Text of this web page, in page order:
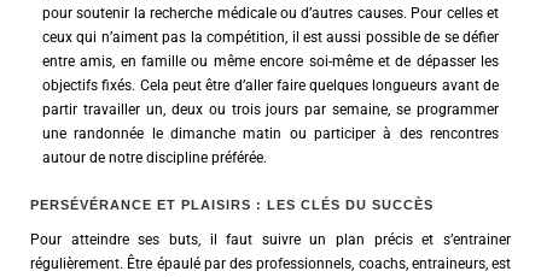
pour soutenir la recherche médicale ou d’autres causes. Pour celles et
ceux qui n’aiment pas la compétition, il est aussi possible de se défier
entre amis, en famille ou même encore soi-même et de dépasser les
objectifs fixés. Cela peut être d’aller faire quelques longueurs avant de
partir travailler un, deux ou trois jours par semaine, se programmer
une randonnée le dimanche matin ou participer à des rencontres
autour de notre discipline préférée.
PERSÉVÉRANCE ET PLAISIRS : LES CLÉS DU SUCCÈS
Pour atteindre ses buts, il faut suivre un plan précis et s’entrainer
régulièrement. Être épaulé par des professionnels, coachs, entraineurs, est